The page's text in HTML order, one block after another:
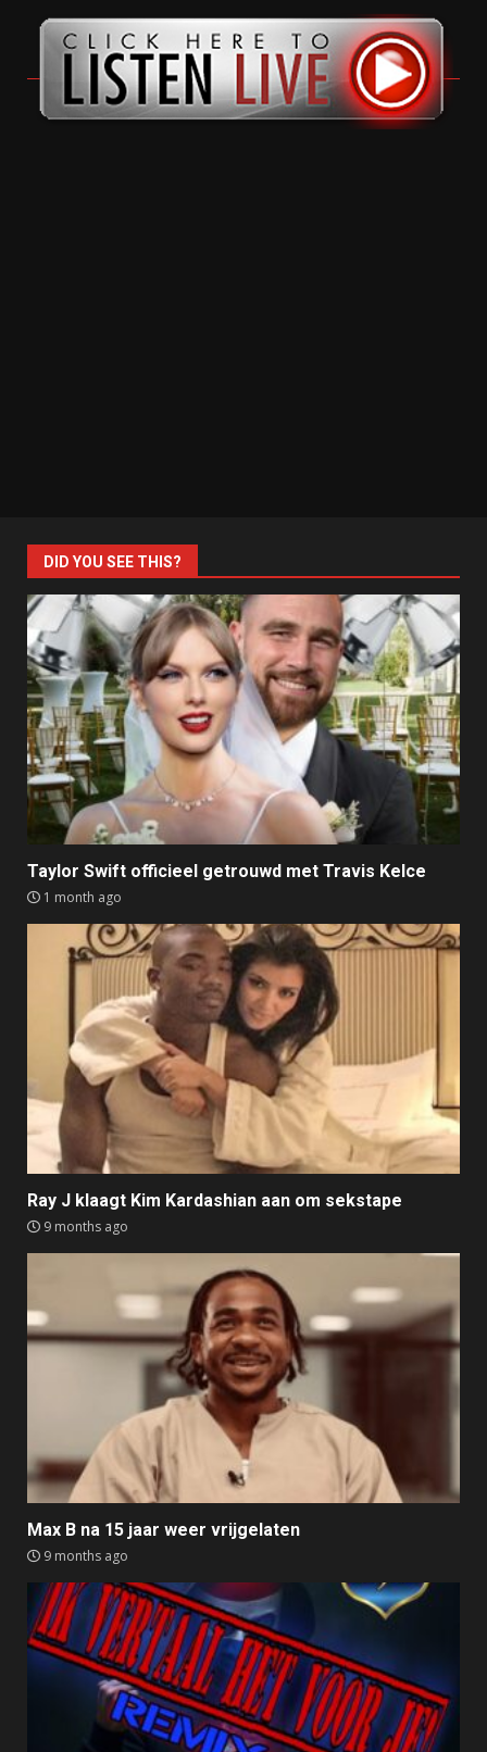
DID YOU SEE THIS?
Taylor Swift officieel getrouwd met Travis Kelce
1 month ago
Ray J klaagt Kim Kardashian aan om sekstape
9 months ago
Max B na 15 jaar weer vrijgelaten
9 months ago